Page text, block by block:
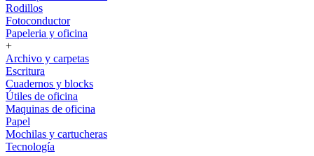
Rodillos
Fotoconductor
Papeleria y oficina
+
Archivo y carpetas
Escritura
Cuadernos y blocks
Útiles de oficina
Maquinas de oficina
Papel
Mochilas y cartucheras
Tecnología